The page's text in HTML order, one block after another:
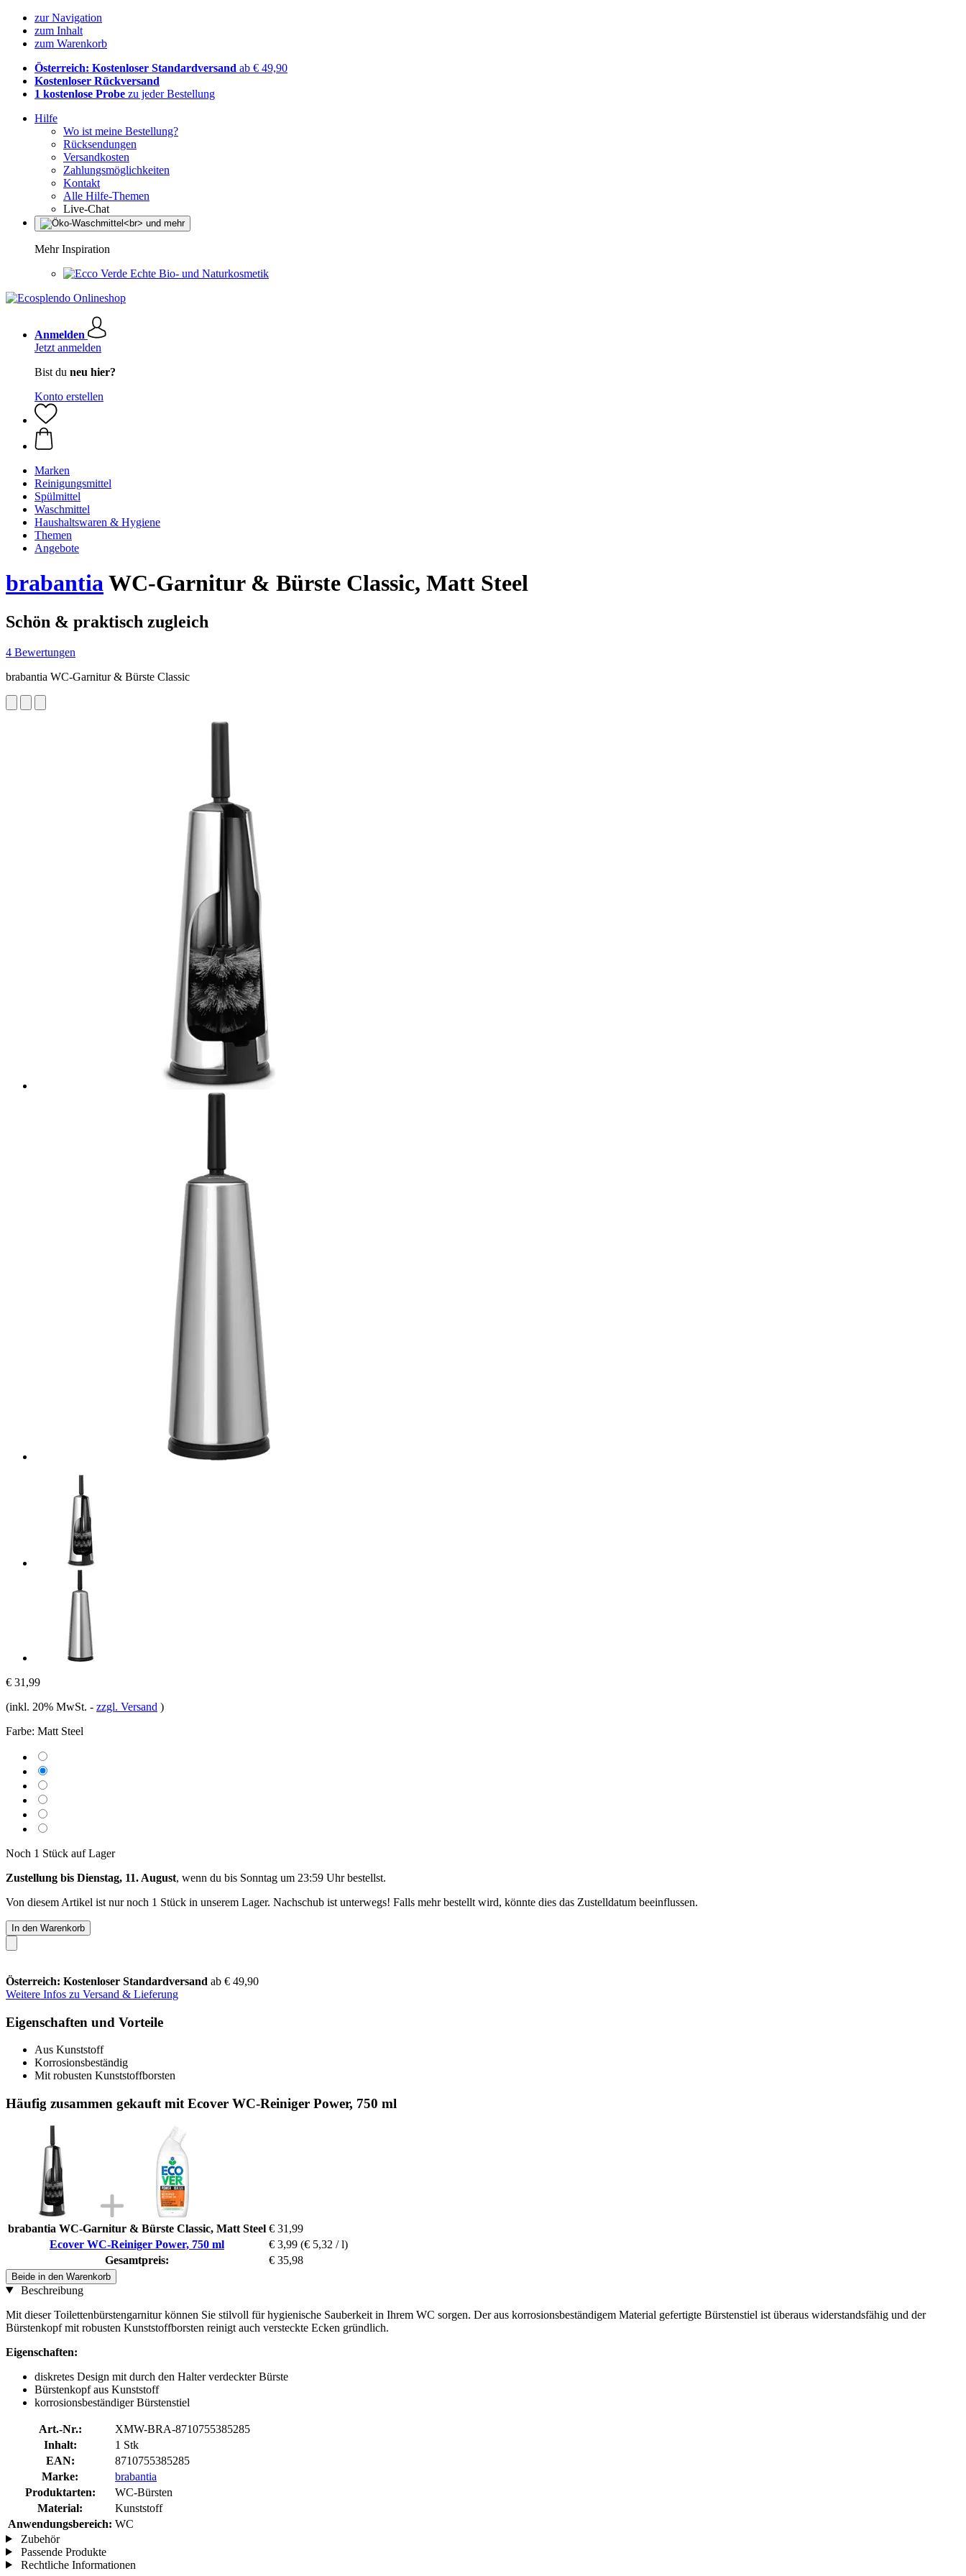
zur Navigation
zum Inhalt
zum Warenkorb
Österreich: Kostenloser Standardversand ab € 49,90
Kostenloser Rückversand
1 kostenlose Probe zu jeder Bestellung
Hilfe
Wo ist meine Bestellung?
Rücksendungen
Versandkosten
Zahlungsmöglichkeiten
Kontakt
Alle Hilfe-Themen
Live-Chat
Mehr Inspiration
Echte Bio- und Naturkosmetik
Anmelden
Jetzt anmelden
Bist du neu hier?
Konto erstellen
Marken
Reinigungsmittel
Spülmittel
Waschmittel
Haushaltswaren & Hygiene
Themen
Angebote
brabantiaWC-Garnitur & Bürste Classic, Matt Steel
Schön & praktisch zugleich
4 Bewertungen
brabantia WC-Garnitur & Bürste Classic
€ 31,99
(inkl. 20% MwSt. - zzgl. Versand )
Farbe: Matt Steel
Noch 1 Stück auf Lager
Zustellung bis Dienstag, 11. August, wenn du bis Sonntag um 23:59 Uhrbestellst.
Von diesem Artikel ist nur noch 1 Stück in unserem Lager. Nachschub ist unterwegs! Falls mehr bestellt wird, könnte dies das Zustelldatum beeinflussen.
In den Warenkorb
Österreich: Kostenloser Standardversand ab € 49,90
Weitere Infos zu Versand & Lieferung
Eigenschaften und Vorteile
Aus Kunststoff
Korrosionsbeständig
Mit robusten Kunststoffborsten
Häufig zusammen gekauft mit Ecover WC-Reiniger Power, 750 ml
brabantia WC-Garnitur & Bürste Classic, Matt Steel € 31,99
Ecover WC-Reiniger Power, 750 ml
€ 3,99 (€ 5,32 / l)
Gesamtpreis:
€ 35,98
Beide in den Warenkorb
Beschreibung
Mit dieser Toilettenbürstengarnitur können Sie stilvoll für hygienische Sauberkeit in Ihrem WC sorgen. Der aus korrosionsbeständigem Material gefertigte Bürstenstiel ist überaus widerstandsfähig und der
Bürstenkopf mit robusten Kunststoffborsten reinigt auch versteckte Ecken gründlich.
Eigenschaften:
diskretes Design mit durch den Halter verdeckter Bürste
Bürstenkopf aus Kunststoff
korrosionsbeständiger Bürstenstiel
Art.-Nr.:
XMW-BRA-8710755385285
Inhalt:
1 Stk
EAN:
8710755385285
Marke:
brabantia
Produktarten:
WC-Bürsten
Material:
Kunststoff
Anwendungsbereich: WC
Zubehör
Passende Produkte
Rechtliche Informationen